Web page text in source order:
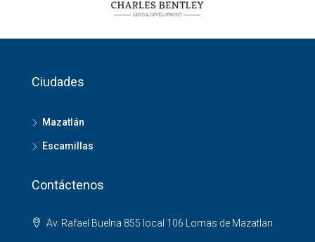
Ciudades
Mazatlán
Escamillas
Contáctenos
Av. Rafael Buelna 855 local 106 Lomas de Mazatlan